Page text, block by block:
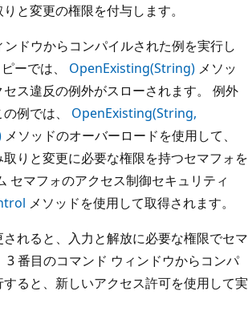
と変更の権限を付与します。
ドウからコンパイルされた例を実行し
ーでは、 OpenExisting(String) メソッ
セス違反の例外がスローされます。 例外
例では、 OpenExisting(String,
メソッドのオーバーロードを使用して、
りと変更に必要な権限を持つセマフォを
セマフォのアクセス制御セキュリティ
メソッドを使用して取得されます。
れると、入力と解放に必要な権限でセマ
3 番目のコマンド ウィンドウからコンパ
ると、新しいアクセス許可を使用して実